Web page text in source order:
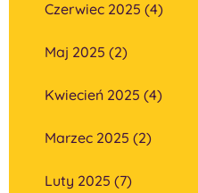
Czerwiec 2025 (4)
Maj 2025 (2)
Kwiecień 2025 (4)
Marzec 2025 (2)
Luty 2025 (7)